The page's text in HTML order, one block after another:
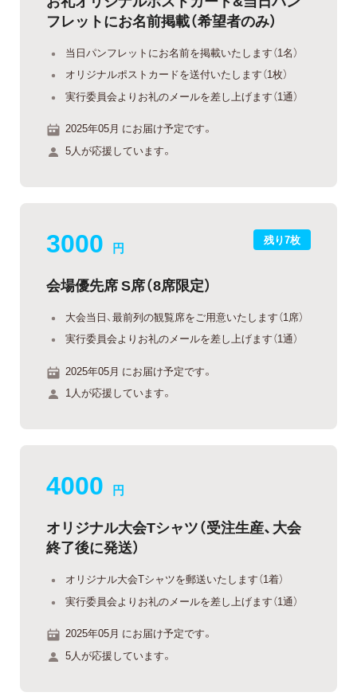
フレットにお名前掲載（希望者のみ）
当日パンフレットにお名前を掲載いたします（1名）
オリジナルポストカードを送付いたします（1枚）
実行委員会よりお礼のメールを差し上げます（1通）
2025年05月 にお届け予定です。
5人が応援しています。
残り7枚
3000 円
会場優先席 S席（8席限定）
大会当日、最前列の観覧席をご用意いたします（1席）
実行委員会よりお礼のメールを差し上げます（1通）
2025年05月 にお届け予定です。
1人が応援しています。
4000 円
オリジナル大会Tシャツ（受注生産、大会
終了後に発送）
オリジナル大会Tシャツを郵送いたします（1着）
実行委員会よりお礼のメールを差し上げます（1通）
2025年05月 にお届け予定です。
5人が応援しています。